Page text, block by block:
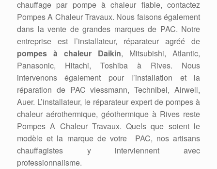
chauffage par pompe à chaleur fiable, contactez
Pompes A Chaleur Travaux. Nous faisons également
dans la vente de grandes marques de PAC. Notre
entreprise est l’installateur, réparateur agréé de
pompes à chaleur Daikin, Mitsubishi, Atlantic,
Panasonic, Hitachi, Toshiba à Rives. Nous
intervenons également pour l’installation et la
réparation de PAC viessmann, Technibel, Airwell,
Auer. L’installateur, le réparateur expert de pompes à
chaleur aérothermique, géothermique à Rives reste
Pompes A Chaleur Travaux. Quels que soient le
modèle et la marque de votre PAC, nos artisans
chauffagistes y interviennent avec
professionnalisme.